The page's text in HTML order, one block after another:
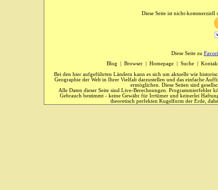
Diese Seite ist nicht-kommerziell
Diese Seite zu
Blog
Browser| Homepage| Suche|
Bei den hier aufgeführten Ländern kann es sich um aktuelle wie
Geographie der Welt in Ihrer Vielfalt darzustellen und das einfache
ermöglichen. Diese Seiten sind
Alle Daten dieser Seite sind Live-Berechnungen. Programmierfehler
Gebrauch bestimmt - keine Gewähr für Irrtümer und keinerlei
theoretisch perfekten Kugelform der Erde,